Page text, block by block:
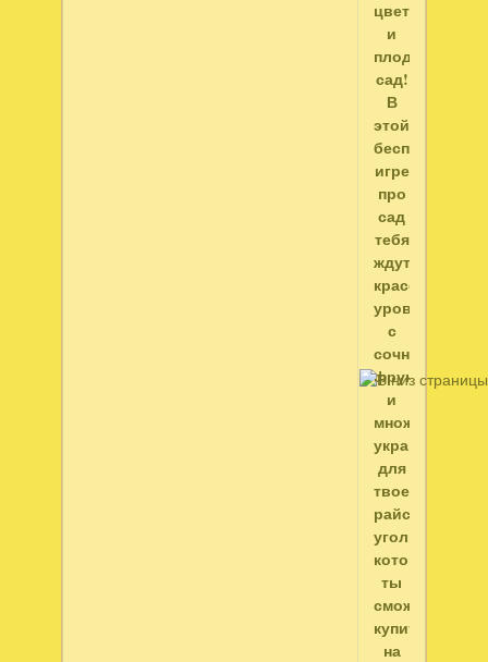
цветущий
и
плодоносный
сад!
В
этой
бесплатной
игре
про
сад
тебя
ждут
красочные
уровни
с
сочными
фруктами
и
множество
украшений
для
твоего
райского
уголка,
которые
ты
сможешь
купить
на